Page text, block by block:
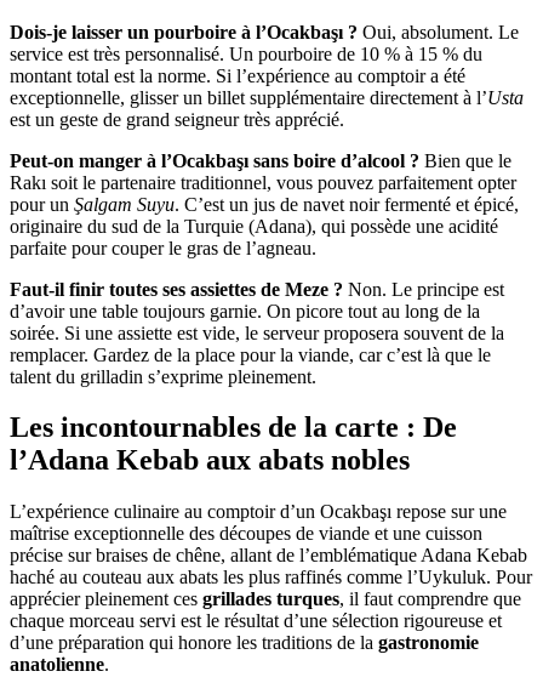
Dois-je laisser un pourboire à l’Ocakbaşı ? Oui, absolument. Le
service est très personnalisé. Un pourboire de 10 % à 15 % du
montant total est la norme. Si l’expérience au comptoir a été
exceptionnelle, glisser un billet supplémentaire directement à l’Usta
est un geste de grand seigneur très apprécié.
Peut-on manger à l’Ocakbaşı sans boire d’alcool ? Bien que le
Rakı soit le partenaire traditionnel, vous pouvez parfaitement opter
pour un Şalgam Suyu. C’est un jus de navet noir fermenté et épicé,
originaire du sud de la Turquie (Adana), qui possède une acidité
parfaite pour couper le gras de l’agneau.
Faut-il finir toutes ses assiettes de Meze ? Non. Le principe est
d’avoir une table toujours garnie. On picore tout au long de la
soirée. Si une assiette est vide, le serveur proposera souvent de la
remplacer. Gardez de la place pour la viande, car c’est là que le
talent du grilladin s’exprime pleinement.
Les incontournables de la carte : De
l’Adana Kebab aux abats nobles
L’expérience culinaire au comptoir d’un Ocakbaşı repose sur une
maîtrise exceptionnelle des découpes de viande et une cuisson
précise sur braises de chêne, allant de l’emblématique Adana Kebab
haché au couteau aux abats les plus raffinés comme l’Uykuluk. Pour
apprécier pleinement ces grillades turques, il faut comprendre que
chaque morceau servi est le résultat d’une sélection rigoureuse et
d’une préparation qui honore les traditions de la gastronomie
anatolienne.